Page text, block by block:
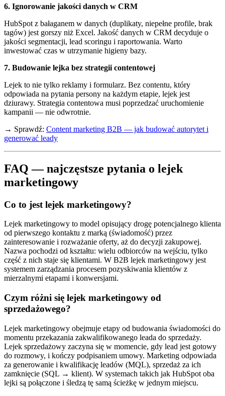
6. Ignorowanie jakości danych w CRM
HubSpot z bałaganem w danych (duplikaty, niepełne profile, brak
tagów) jest gorszy niż Excel. Jakość danych w CRM decyduje o
jakości segmentacji, lead scoringu i raportowania. Warto
inwestować czas w utrzymanie higieny bazy.
7. Budowanie lejka bez strategii contentowej
Lejek to nie tylko reklamy i formularz. Bez contentu, który
odpowiada na pytania persony na każdym etapie, lejek jest
dziurawy. Strategia contentowa musi poprzedzać uruchomienie
kampanii — nie odwrotnie.
→ Sprawdź: Content marketing B2B — jak budować autorytet i
generować leady
FAQ — najczęstsze pytania o lejek
marketingowy
Co to jest lejek marketingowy?
Lejek marketingowy to model opisujący drogę potencjalnego klienta
od pierwszego kontaktu z marką (świadomość) przez
zainteresowanie i rozważanie oferty, aż do decyzji zakupowej.
Nazwa pochodzi od kształtu: wielu odbiorców na wejściu, tylko
część z nich staje się klientami. W B2B lejek marketingowy jest
systemem zarządzania procesem pozyskiwania klientów z
mierzalnymi etapami i konwersjami.
Czym różni się lejek marketingowy od
sprzedażowego?
Lejek marketingowy obejmuje etapy od budowania świadomości do
momentu przekazania zakwalifikowanego leada do sprzedaży.
Lejek sprzedażowy zaczyna się w momencie, gdy lead jest gotowy
do rozmowy, i kończy podpisaniem umowy. Marketing odpowiada
za generowanie i kwalifikację leadów (MQL), sprzedaż za ich
zamknięcie (SQL → klient). W systemach takich jak HubSpot oba
lejki są połączone i śledzą tę samą ścieżkę w jednym miejscu.